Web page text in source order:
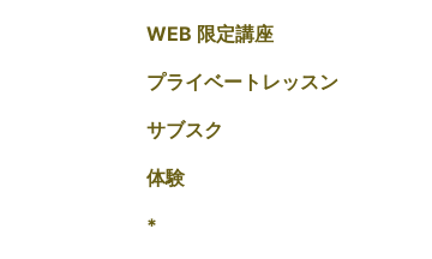
WEB 限定講座
プライベートレッスン
サブスク
体験
*